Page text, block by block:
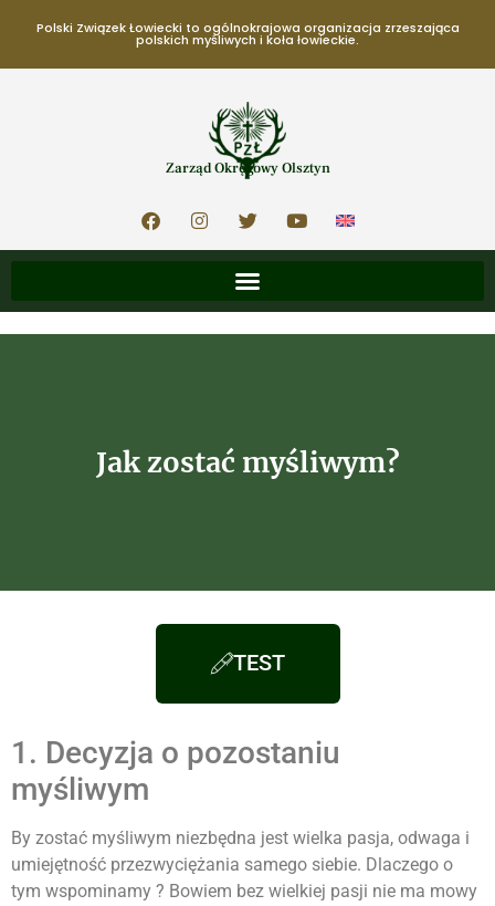
Polski Związek Łowiecki to ogólnokrajowa organizacja zrzeszająca
polskich myśliwych i koła łowieckie.
Zarząd Okręgowy Olsztyn
Jak zostać myśliwym?
TEST
1. Decyzja o pozostaniu
myśliwym
By zostać myśliwym niezbędna jest wielka pasja, odwaga i
umiejętność przezwyciężania samego siebie. Dlaczego o
tym wspominamy ? Bowiem bez wielkiej pasji nie ma mowy